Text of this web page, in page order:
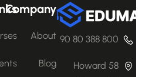
800 388 80 90
58 Howard
Company
About
Blog
Links
Courses
Events